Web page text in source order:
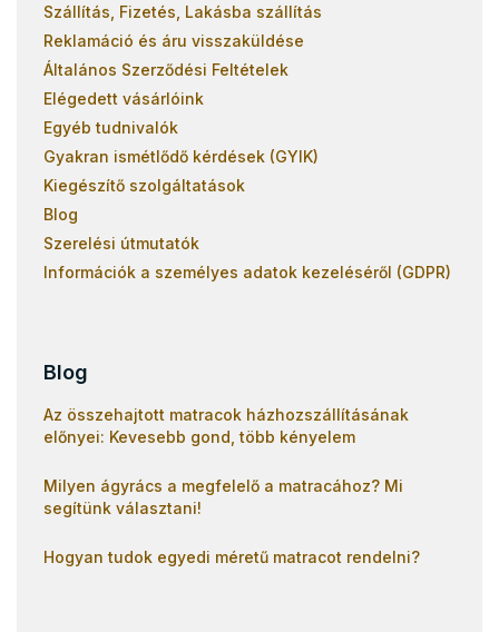
Szállítás, Fizetés, Lakásba szállítás
Reklamáció és áru visszaküldése
Általános Szerződési Feltételek
Elégedett vásárlóink
Egyéb tudnivalók
Gyakran ismétlődő kérdések (GYIK)
Kiegészítő szolgáltatások
Blog
Szerelési útmutatók
Információk a személyes adatok kezeléséről (GDPR)
Blog
Az összehajtott matracok házhozszállításának
előnyei: Kevesebb gond, több kényelem
Milyen ágyrács a megfelelő a matracához? Mi
segítünk választani!
Hogyan tudok egyedi méretű matracot rendelni?